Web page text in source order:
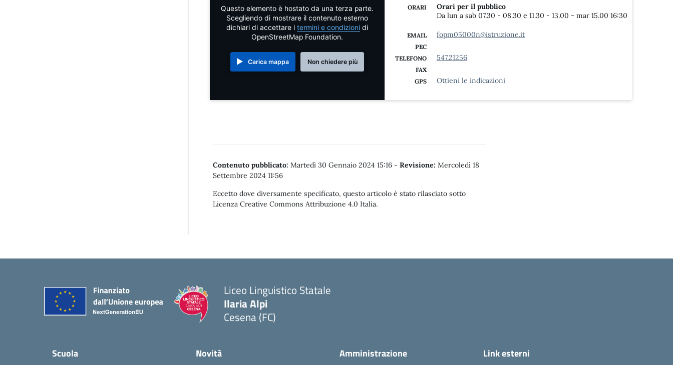
Questo elemento è hostato da una terza parte.
Scegliendo di mostrare il contenuto esterno
dichiari di accettare i termini e condizionidi
OpenStreetMap Foundation.
Carica mappa Non chiedere più
ORARI
Orari per il pubblico
Da lun a sab 07.30 - 08.30 e 11.30 - 13.00 - mar 15.00 16:30
EMAIL fopm05000n@istruzione.it
PEC
TELEFONO
547.21256
FAX
GPS
Ottieni le indicazioni
Contenuto pubblicato: Martedì 30 Gennaio 2024 15:16 - Revisione: Mercoledì 18
Settembre 2024 11:56
Eccetto dove diversamente specificato, questo articolo è stato rilasciato sotto
Licenza Creative Commons Attribuzione 4.0 Italia.
Liceo Linguistico Statale
Ilaria Alpi
Cesena (FC)
Scuola Novità Amministrazione Link esterni